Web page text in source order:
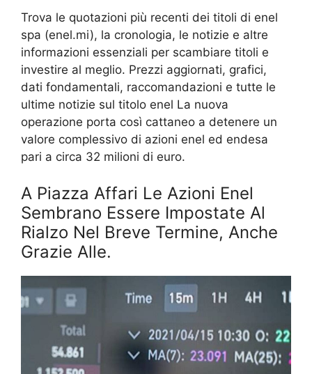
Trova le quotazioni più recenti dei titoli di enel
spa (enel.mi), la cronologia, le notizie e altre
informazioni essenziali per scambiare titoli e
investire al meglio. Prezzi aggiornati, grafici,
dati fondamentali, raccomandazioni e tutte le
ultime notizie sul titolo enel La nuova
operazione porta così cattaneo a detenere un
valore complessivo di azioni enel ed endesa
pari a circa 32 milioni di euro.
A Piazza Affari Le Azioni Enel
Sembrano Essere Impostate Al
Rialzo Nel Breve Termine, Anche
Grazie Alle.